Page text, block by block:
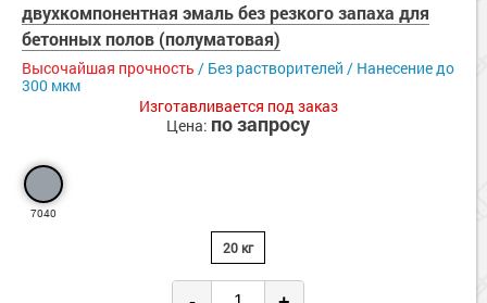
двухкомпонентная эмаль без резкого запаха для
бетонных полов (полуматовая)
Высочайшая прочность / Без растворителей / Нанесение до
300 мкм
Изготавливается под заказ
Цена: по запросу
7040
20 кг